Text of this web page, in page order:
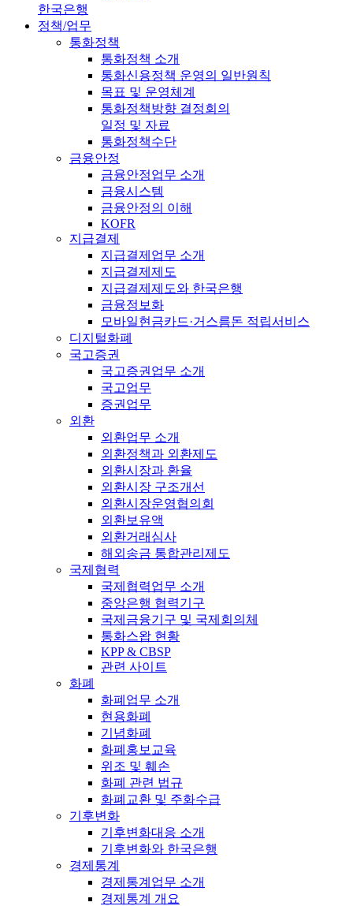
한국은행
정책/업무
통화정책
통화정책 소개
통화신용정책 운영의 일반원칙
목표 및 운영체계
통화정책방향 결정회의
일정 및 자료
통화정책수단
금융안정
금융안정업무 소개
금융시스템
금융안정의 이해
KOFR
지급결제
지급결제업무 소개
지급결제제도
지급결제제도와 한국은행
금융정보화
모바일현금카드·거스름돈 적립서비스
디지털화폐
국고증권
국고증권업무 소개
국고업무
증권업무
외환
외환업무 소개
외환정책과 외환제도
외환시장과 환율
외환시장 구조개선
외환시장운영협의회
외환보유액
외환거래심사
해외송금 통합관리제도
국제협력
국제협력업무 소개
중앙은행 협력기구
국제금융기구 및 국제회의체
통화스왑 현황
KPP & CBSP
관련 사이트
화폐
화폐업무 소개
현용화폐
기념화폐
화폐홍보교육
위조 및 훼손
화폐 관련 법규
화폐교환 및 주화수급
기후변화
기후변화대응 소개
기후변화와 한국은행
경제통계
경제통계업무 소개
경제통계 개요